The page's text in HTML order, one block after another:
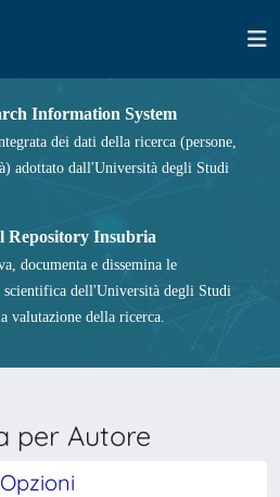
Information System
dei dati della ricerca (persone,
adottato dall'Università degli Studi
Insubria
documenta e dissemina le
dell'Università degli Studi
valutazione della ricerca.
per Autore
Opzioni